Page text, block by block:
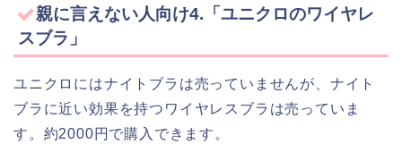
親に言えない人向け4.「ユニクロのワイヤレ
スブラ」
ユニクロにはナイトブラは売っていませんが、ナイト
ブラに近い効果を持つワイヤレスブラは売っていま
す。約2000円で購入できます。